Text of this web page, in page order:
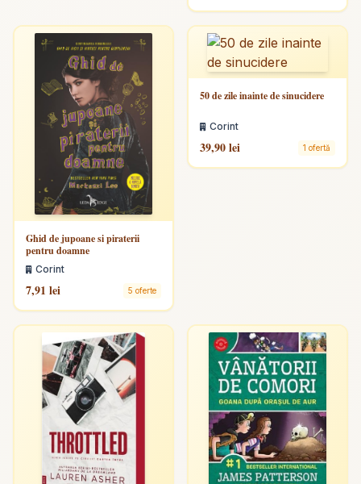
Ghid de jupoane si piraterii
pentru doamne
Corint
7,91 lei 5 oferte
50 de zile inainte de sinucidere
Corint
39,90 lei 1 ofertă